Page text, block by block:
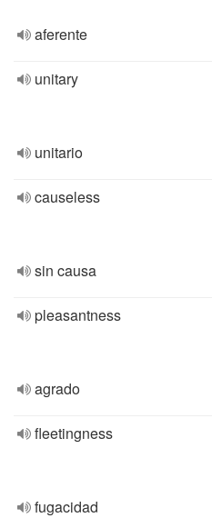
aferente
unitary
unitario
causeless
sin causa
pleasantness
agrado
fleetingness
fugacidad